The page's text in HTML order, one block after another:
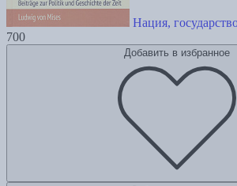
Нация,
700
Добавить в избранное